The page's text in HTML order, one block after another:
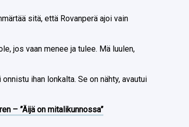
sitä, että Rovanperä ajoi vain
jos vaan menee ja tulee. Mä luulen,
ihan lonkalta. Se on nähty, avautui
– ”Äijä on mitalikunnossa”